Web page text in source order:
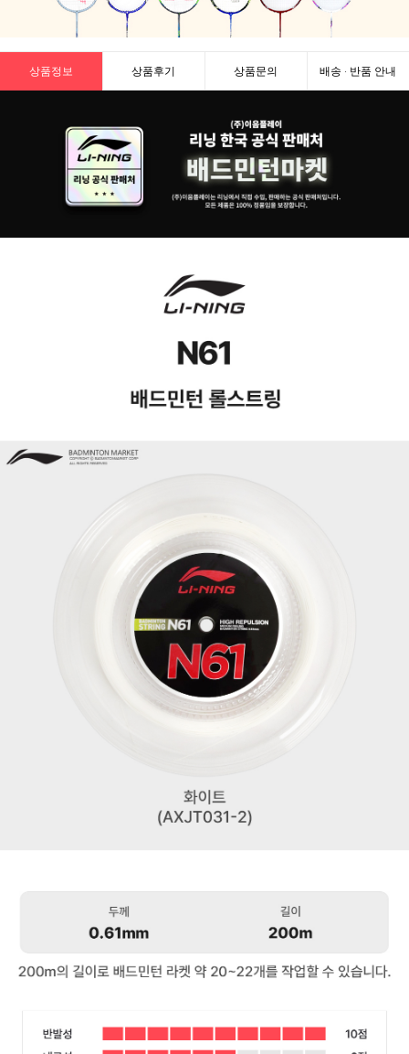
상품정보 상품후기 상품문의 배송 · 반품 안내